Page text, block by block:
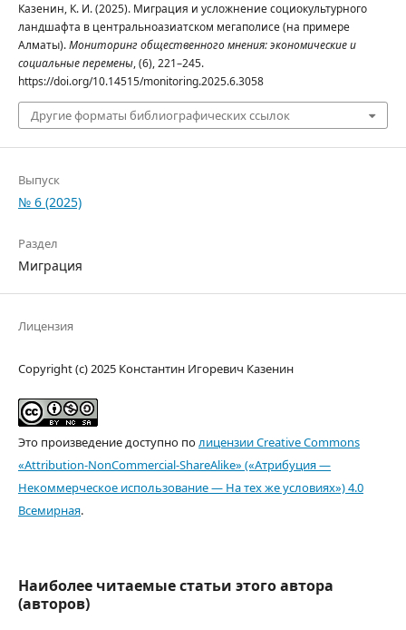
Казенин, К. И. (2025). Миграция и усложнение социокультурного
ландшафта в центральноазиатском мегаполисе (на примере
Алматы).Мониторинг общественного мнения: экономические и
социальные перемены, (6), 221–245.
https://doi.org/10.14515/monitoring.2025.6.3058
Другие форматы библиографических ссылок
Выпуск
№ 6 (2025)
Раздел
Миграция
Лицензия
Copyright (c) 2025 Константин Игоревич Казенин
Это произведение доступно полицензии Creative Commons
«Attribution-NonCommercial-ShareAlike» («Атрибуция —
Некоммерческое использование — На тех же условиях») 4.0
Всемирная.
Наиболее читаемые статьи этого автора
(авторов)